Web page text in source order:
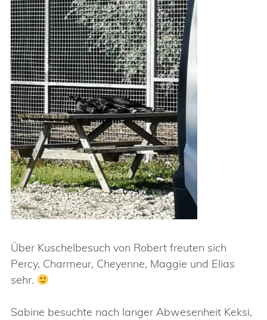
Über Kuschelbesuch von Robert freuten sich
Percy, Charmeur, Cheyenne, Maggie und Elias
sehr.
Sabine besuchte nach langer Abwesenheit Keksi,